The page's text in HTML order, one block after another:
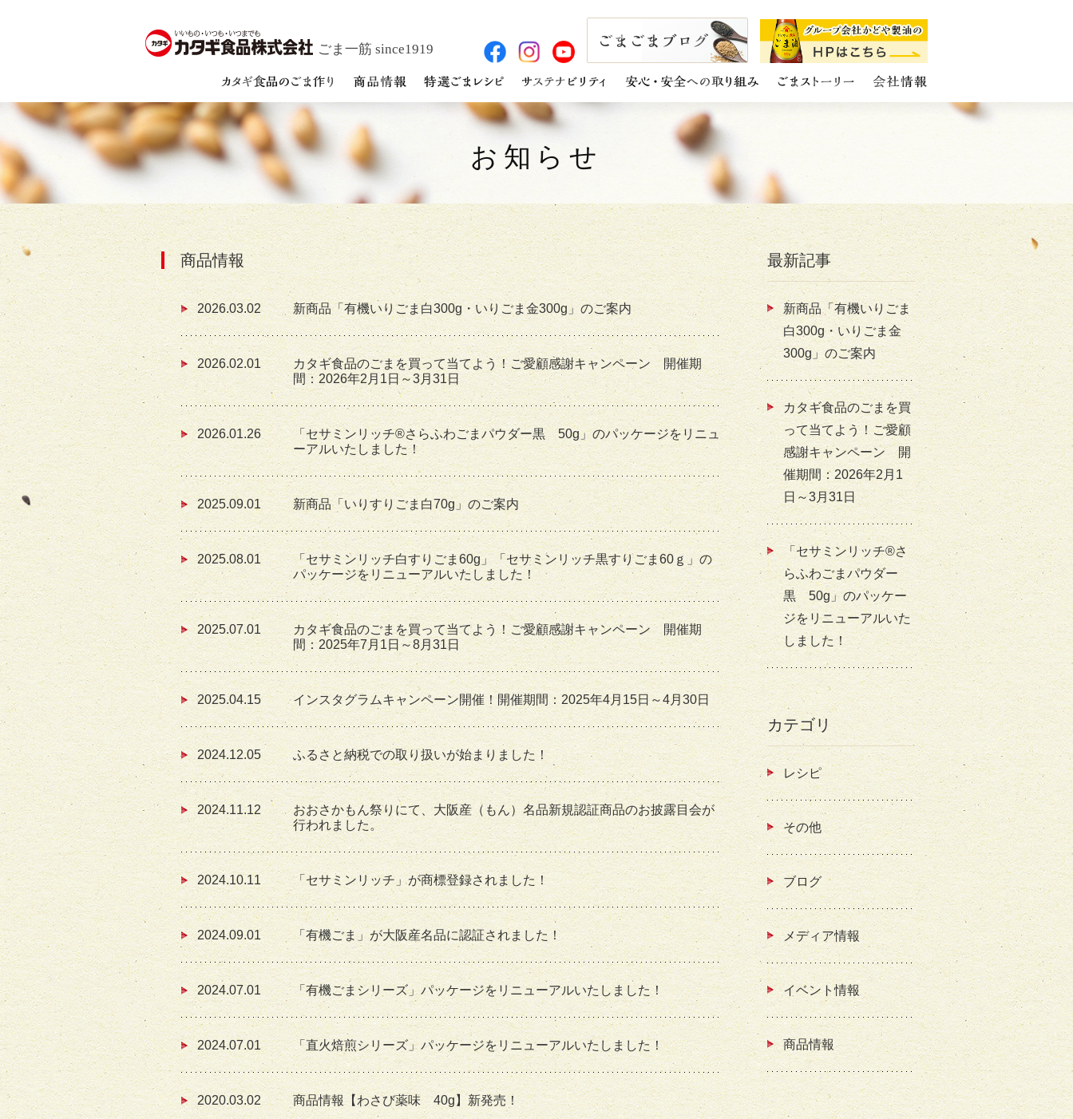
ごま一筋 since1919
お知らせ
商品情報
2026.03.02 新商品「有機いりごま白300g・いりごま金300g」のご案内
2026.02.01
カタギ食品のごまを買って当てよう！ご愛顧感謝キャンペーン 開催期
間：2026年2月1日～3月31日
2026.01.26
「セサミンリッチ®さらふわごまパウダー黒 50g」のパッケージをリニュ
ーアルいたしました！
2025.09.01 新商品「いりすりごま白70g」のご案内
2025.08.01
「セサミンリッチ白すりごま60g」「セサミンリッチ黒すりごま60ｇ」の
パッケージをリニューアルいたしました！
2025.07.01
カタギ食品のごまを買って当てよう！ご愛顧感謝キャンペーン 開催期
間：2025年7月1日～8月31日
2025.04.15 インスタグラムキャンペーン開催！開催期間：2025年4月15日～4月30日
2024.12.05 ふるさと納税での取り扱いが始まりました！
2024.11.12
おおさかもん祭りにて、大阪産（もん）名品新規認証商品のお披露目会が
行われました。
2024.10.11 「セサミンリッチ」が商標登録されました！
2024.09.01 「有機ごま」が大阪産名品に認証されました！
2024.07.01 「有機ごまシリーズ」パッケージをリニューアルいたしました！
2024.07.01 「直火焙煎シリーズ」パッケージをリニューアルいたしました！
2020.03.02 商品情報【わさび薬味 40g】新発売！
最新記事
新商品「有機いりごま
白300g・いりごま金
300g」のご案内
カタギ食品のごまを買
って当てよう！ご愛顧
感謝キャンペーン 開
催期間：2026年2月1
日～3月31日
「セサミンリッチ®さ
らふわごまパウダー
黒 50g」のパッケー
ジをリニューアルいた
しました！
カテゴリ
レシピ
その他
ブログ
メディア情報
イベント情報
商品情報